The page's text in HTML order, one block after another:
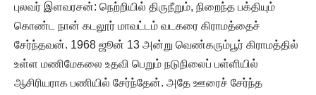
புலவர் இளவரசன்: நெற்றியில் திருநீறும், நிறைந்த பக்தியும்
கொண்ட நான் கடலூர் மாவட்டம் வடகரை கிராமத்தைச்
சேர்ந்தவன். 1968 ஜூன் 13 அன்று வெண்கரும்பூர் கிராமத்தில்
உள்ள மணிமேகலை உதவி பெறும் நடுநிலைப் பள்ளியில்
ஆசிரியராக பணியில் சேர்ந்தேன். அதே ஊரைச் சேர்ந்த